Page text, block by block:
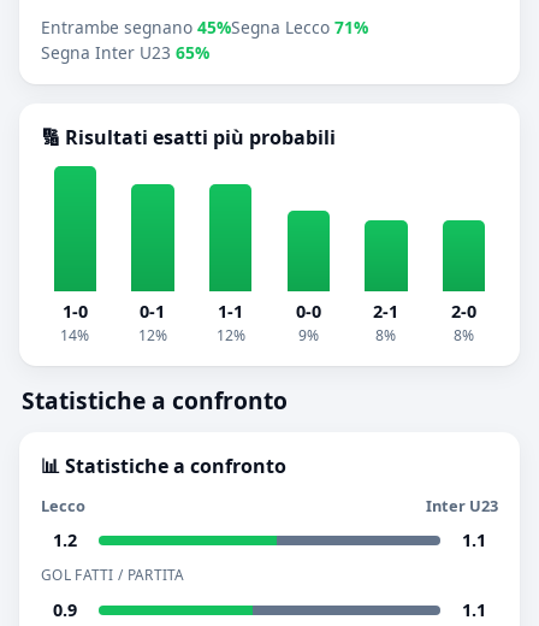
Entrambe segnano 45%Segna Lecco 71%
Segna Inter U23 65%
🔢 Risultati esatti più probabili
1-0
14%
0-1
12%
1-1
12%
0-0
9%
2-1
8%
2-0
8%
Statistiche a confronto
📊 Statistiche a confronto
Lecco Inter U23
1.2 1.1
GOL FATTI / PARTITA
0.9 1.1